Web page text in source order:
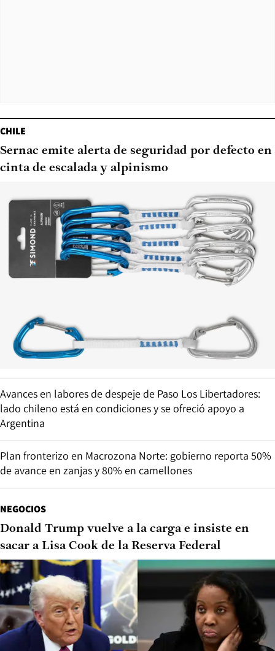
CHILE
Sernac emite alerta de seguridad por defecto en
cinta de escalada y alpinismo
Avances en labores de despeje de Paso Los Libertadores:
lado chileno está en condiciones y se ofreció apoyo a
Argentina
Plan fronterizo en Macrozona Norte: gobierno reporta 50%
de avance en zanjas y 80% en camellones
NEGOCIOS
Donald Trump vuelve a la carga e insiste en
sacar a Lisa Cook de la Reserva Federal